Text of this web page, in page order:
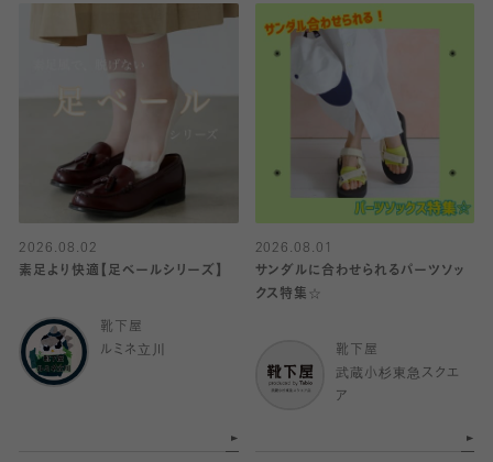
2026.08.02
素足より快適【足ベールシリーズ】
靴下屋
ルミネ立川
2026.08.01
サンダルに合わせられるパーツソッ
クス特集☆
靴下屋
武蔵小杉東急スクエ
ア